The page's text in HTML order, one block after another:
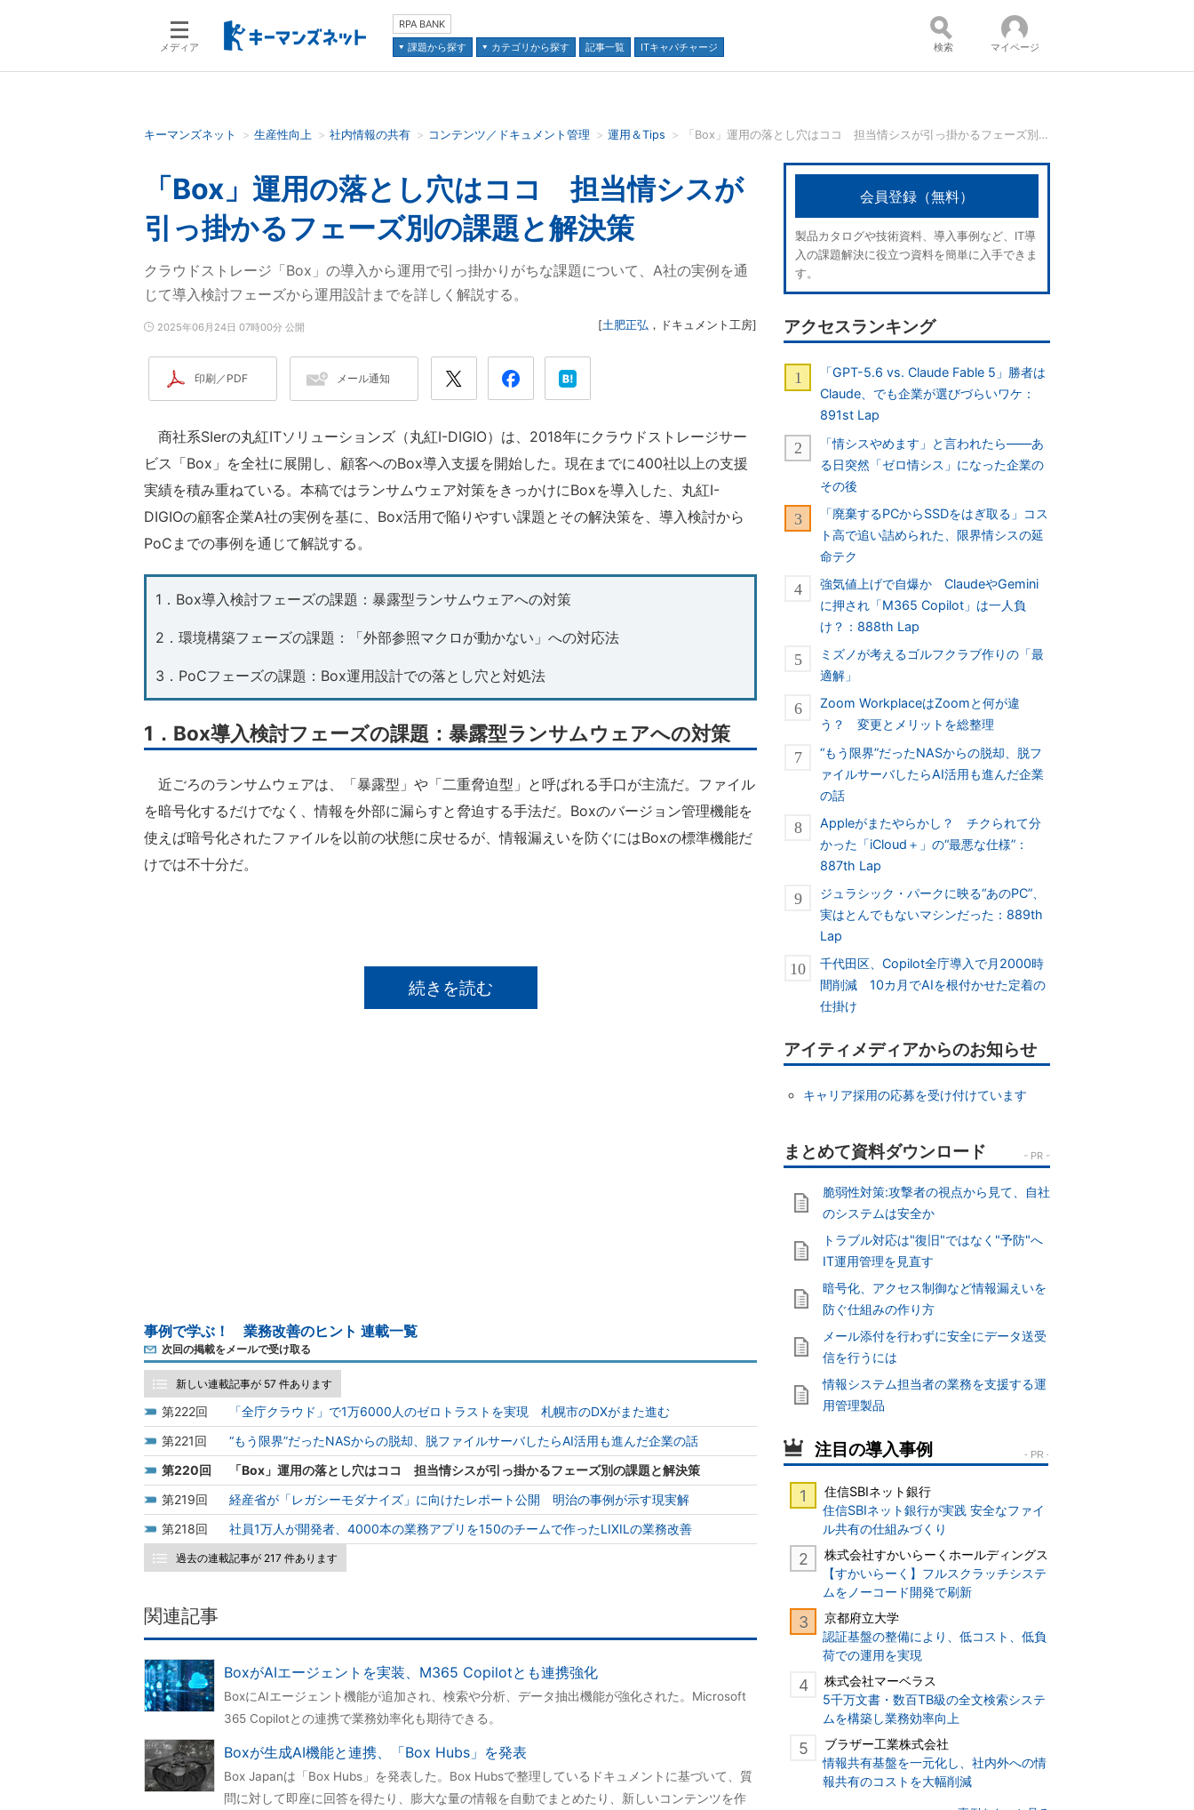
メディア
RPA BANK
課題から探す
カテゴリから探す 記事一覧 ITキャパチャージ
検索語を入力してください コンテンツ：
並び順：
検索 マイページ
キーマンズネット 生産性向上 社内情報の共有 コンテンツ／ドキュメント管理 運用＆Tips 「Box」運用の落とし穴はココ 担当情シスが引っ掛かるフェーズ別の課題と解決策
「Box」運用の落とし穴はココ 担当情シスが
引っ掛かるフェーズ別の課題と解決策
クラウドストレージ「Box」の導入から運用で引っ掛かりがちな課題について、A社の実例を通
じて導入検討フェーズから運用設計までを詳しく解説する。
2025年06月24日 07時00分 公開 [土肥正弘 ， ドキュメント工房]
印刷／PDF メール通知
商社系SIerの丸紅ITソリューションズ（丸紅I-DIGIO）は、2018年にクラウドストレージサー
ビス「Box」を全社に展開し、顧客へのBox導入支援を開始した。現在までに400社以上の支援
実績を積み重ねている。本稿ではランサムウェア対策をきっかけにBoxを導入した、丸紅I-
DIGIOの顧客企業A社の実例を基に、Box活用で陥りやすい課題とその解決策を、導入検討から
PoCまでの事例を通じて解説する。
1．Box導入検討フェーズの課題：暴露型ランサムウェアへの対策
2．環境構築フェーズの課題：「外部参照マクロが動かない」への対応法
3．PoCフェーズの課題：Box運用設計での落とし穴と対処法
1．Box導入検討フェーズの課題：暴露型ランサムウェアへの対策
近ごろのランサムウェアは、「暴露型」や「二重脅迫型」と呼ばれる手口が主流だ。ファイル
を暗号化するだけでなく、情報を外部に漏らすと脅迫する手法だ。Boxのバージョン管理機能を
使えば暗号化されたファイルを以前の状態に戻せるが、情報漏えいを防ぐにはBoxの標準機能だ
けでは不十分だ。
続きを読む
事例で学ぶ！ 業務改善のヒント 連載一覧
次回の掲載をメールで受け取る
新しい連載記事が 57 件あります
222
「全庁クラウド」で1万6000人のゼロトラストを実現 札幌市のDXがまた進む
221
“もう限界”だったNASからの脱却、脱ファイルサーバしたらAI活用も進んだ企業の話
220
「Box」運用の落とし穴はココ 担当情シスが引っ掛かるフェーズ別の課題と解決策
219
経産省が「レガシーモダナイズ」に向けたレポート公開 明治の事例が示す現実解
218
社員1万人が開発者、4000本の業務アプリを150のチームで作ったLIXILの業務改善
過去の連載記事が 217 件あります
関連記事
BoxがAIエージェントを実装、M365 Copilotとも連携強化
BoxにAIエージェント機能が追加され、検索や分析、データ抽出機能が強化された。Microsoft
365 Copilotとの連携で業務効率化も期待できる。
Boxが生成AI機能と連携、「Box Hubs」を発表
Box Japanは「Box Hubs」を発表した。Box Hubsで整理しているドキュメントに基づいて、質
問に対して即座に回答を得たり、膨大な量の情報を自動でまとめたり、新しいコンテンツを作
会員登録（無料）
製品カタログや技術資料、導入事例など、IT導
入の課題解決に役立つ資料を簡単に入手できま
す。
アクセスランキング
「GPT-5.6 vs. Claude Fable 5」勝者は
Claude、でも企業が選びづらいワケ：
891st Lap
「情シスやめます」と言われたら――あ
る日突然「ゼロ情シス」になった企業の
その後
「廃棄するPCからSSDをはぎ取る」コス
ト高で追い詰められた、限界情シスの延
命テク
強気値上げで自爆か ClaudeやGemini
に押され「M365 Copilot」は一人負
け？：888th Lap
ミズノが考えるゴルフクラブ作りの「最
適解」
Zoom WorkplaceはZoomと何が違
う？ 変更とメリットを総整理
“もう限界”だったNASからの脱却、脱フ
ァイルサーバしたらAI活用も進んだ企業
の話
Appleがまたやらかし？ チクられて分
かった「iCloud＋」の“最悪な仕様”：
887th Lap
ジュラシック・パークに映る“あのPC”、
実はとんでもないマシンだった：889th
Lap
千代田区、Copilot全庁導入で月2000時
間削減 10カ月でAIを根付かせた定着の
仕掛け
アイティメディアからのお知らせ
キャリア採用の応募を受け付けています
脆弱性対策:攻撃者の視点から見て、自社
のシステムは安全か
トラブル対応は"復旧"ではなく"予防"へ
IT運用管理を見直す
暗号化、アクセス制御など情報漏えいを
防ぐ仕組みの作り方
メール添付を行わずに安全にデータ送受
信を行うには
情報システム担当者の業務を支援する運
用管理製品